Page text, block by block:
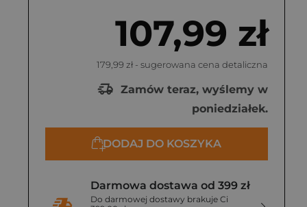
107,99 zł
179,99 zł - sugerowana cena detaliczna
Zamów teraz, wyślemy w
poniedziałek.
DODAJ DO KOSZYKA
Darmowa dostawa od 399 zł
Do darmowej dostawy brakuje Ci